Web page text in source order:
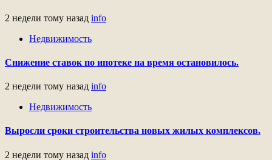
2 недели тому назад info
Недвижимость
Снижение ставок по ипотеке на время остановилось.
2 недели тому назад info
Недвижимость
Выросли сроки строительства новых жилых комплексов.
2 недели тому назад info